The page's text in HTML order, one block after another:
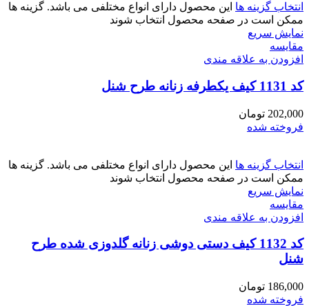
انتخاب گزینه ها این محصول دارای انواع مختلفی می باشد. گزینه ها
ممکن است در صفحه محصول انتخاب شوند
نمایش سریع
مقايسه
افزودن به علاقه مندی
کد 1131 کیف یکطرفه زنانه طرح شنل
202,000 تومان
فروخته شده
انتخاب گزینه ها این محصول دارای انواع مختلفی می باشد. گزینه ها
ممکن است در صفحه محصول انتخاب شوند
نمایش سریع
مقايسه
افزودن به علاقه مندی
کد 1132 کیف دستی دوشی زنانه گلدوزی شده طرح
شنل
186,000 تومان
فروخته شده